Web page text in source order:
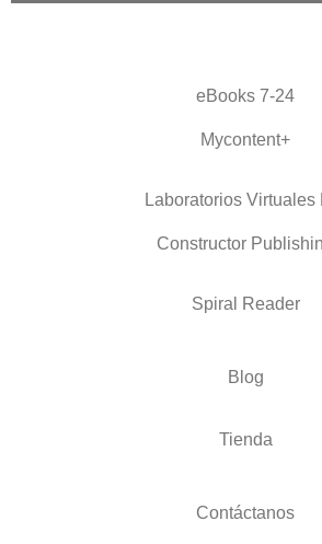
eBooks 7-24
Mycontent+
Laboratorios Virtuales
Constructor
Spiral Reader
Blog
Tienda
Contáctanos